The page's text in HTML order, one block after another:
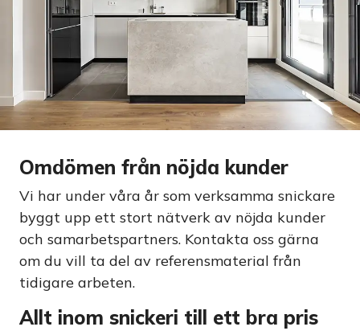
Omdömen från nöjda kunder
Vi har under våra år som verksamma snickare
byggt upp ett stort nätverk av nöjda kunder
och samarbetspartners. Kontakta oss gärna
om du vill ta del av referensmaterial från
tidigare arbeten.
Allt inom snickeri till ett bra pris